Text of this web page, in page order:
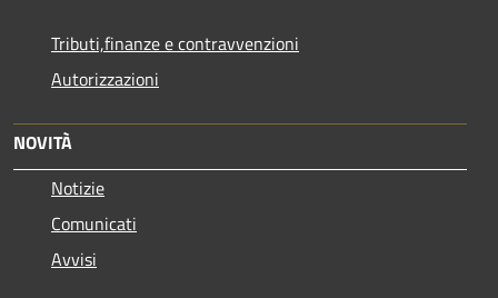
Tributi,finanze e contravvenzioni
Autorizzazioni
NOVITÀ
Notizie
Comunicati
Avvisi